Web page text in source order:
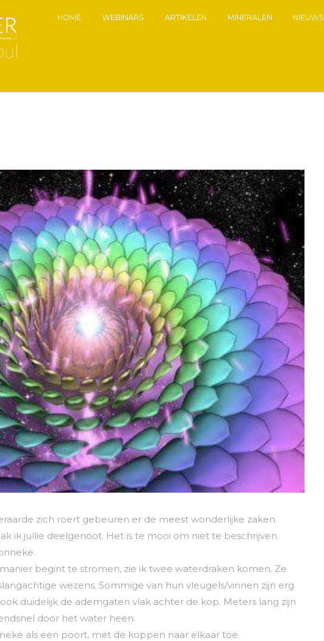
HOME WEBINARS ARTIKELEN MINERALEN NIEUWS
zich roert gebeuren er de meest wonderlijke zaken.
ik jullie deelgenoot. Het is te mooi om niet te beschrijven.
begint te stromen, zie ik twee waterdraken komen. Ze
wezens. Sommige van hun vleugels/vinnen zijn erg
duidelijk de ademgaten vlak achter de kop. Meters lang zijn
door het water heen.
als een poort, met de koppen naar elkaar toe.